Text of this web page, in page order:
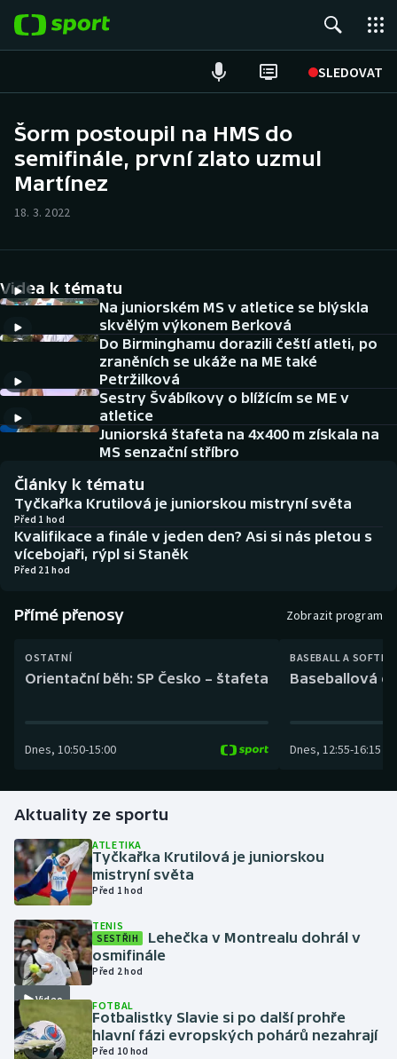
SLEDOVAT
Hokej
Cyklistika
DALŠÍ SPORTY
Americký fotbal
Baseball a softbal
Biatlon
Boby a skeleton
Curling
Dostihy
Futsal
Golf
Gymnastika
Házená
Jezdectví
Judo
Krasobruslení
Lezení
NEPŘEHLÉDNĚTE
Historické návraty
Aplikace ČT sport
AZ kvíz
Šorm postoupil na HMS do
semifinále, první zlato uzmul
Martínez
18. 3. 2022
Videa k tématu
Na juniorském MS v atletice se blýskla
skvělým výkonem Berková
Do Birminghamu dorazili čeští atleti, po
zraněních se ukáže na ME také
Petržilková
Sestry Švábíkovy o blížícím se ME v
atletice
Juniorská štafeta na 4x400 m získala na
MS senzační stříbro
Články k tématu
Tyčkařka Krutilová je juniorskou mistryní světa
Před 1 hod
Kvalifikace a finále v jeden den? Asi si nás pletou s
vícebojaři, rýpl si Staněk
Před 21 hod
Přímé přenosy Zobrazit program
OSTATNÍ
Orientační běh: SP Česko – štafeta
Dnes, 10:50-15:00
BASEBALL A
Baseballová
Dnes, 12:55-16:15
Aktuality ze sportu
ATLETIKA
Tyčkařka Krutilová je juniorskou
mistryní světa
Před 1 hod
Video
TENIS
SESTŘIH
Lehečka v Montrealu dohrál v
osmifinále
Před 2 hod
FOTBAL
Fotbalistky Slavie si po další prohře
hlavní fázi evropských pohárů nezahrají
Před 10 hod